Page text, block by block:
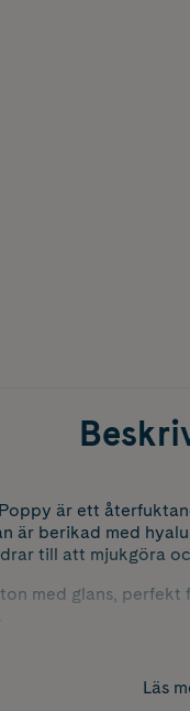
är ett
är berikad med
till att mjukgöra
med glans,
Läs